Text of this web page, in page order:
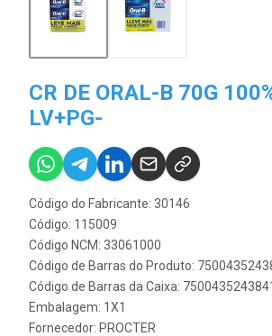
CR DE ORAL-B 70G
LV+PG-
Código do Fabricante: 30146
Código: 115009
Código NCM: 33061000
Código de Barras do Produto:
Código de Barras da Caixa:
Embalagem: 1X1
Fornecedor: PROCTER